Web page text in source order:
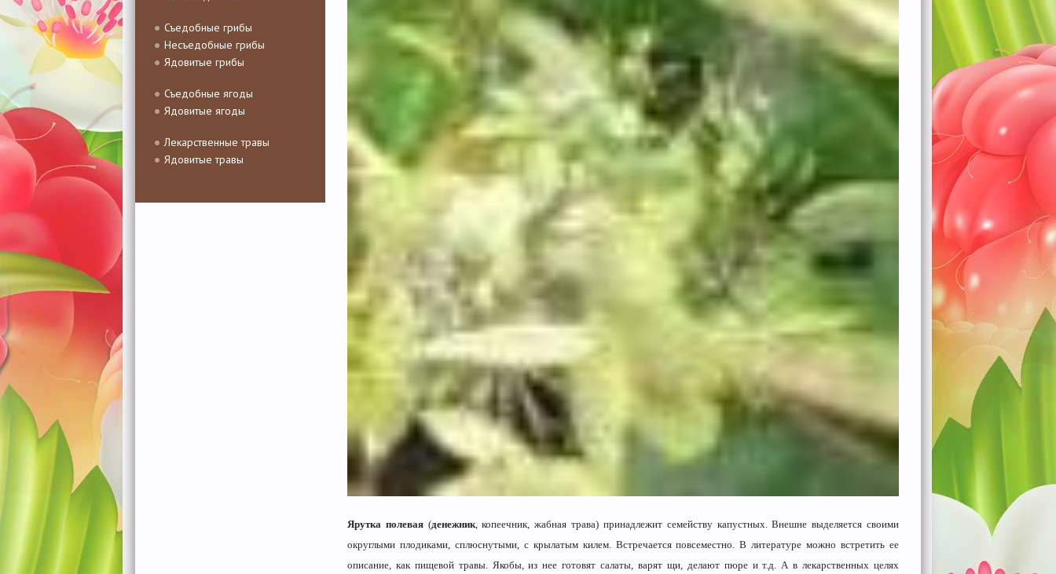
Съедобные грибы
Несъедобные грибы
Ядовитые грибы
Съедобные ягоды
Ядовитые ягоды
Лекарственные травы
Ядовитые травы
Ярутка полевая(денежник, копеечник, жабная трава) принадлежит семейству капустных. Внешне выделяется своими
округлыми плодиками, сплюснутыми, с крылатым килем. Встречается повсеместно. В литературе можно встретить ее
описание, как пищевой травы. Якобы, из нее готовят салаты, варят щи, делают пюре и т.д. А в лекарственных целях